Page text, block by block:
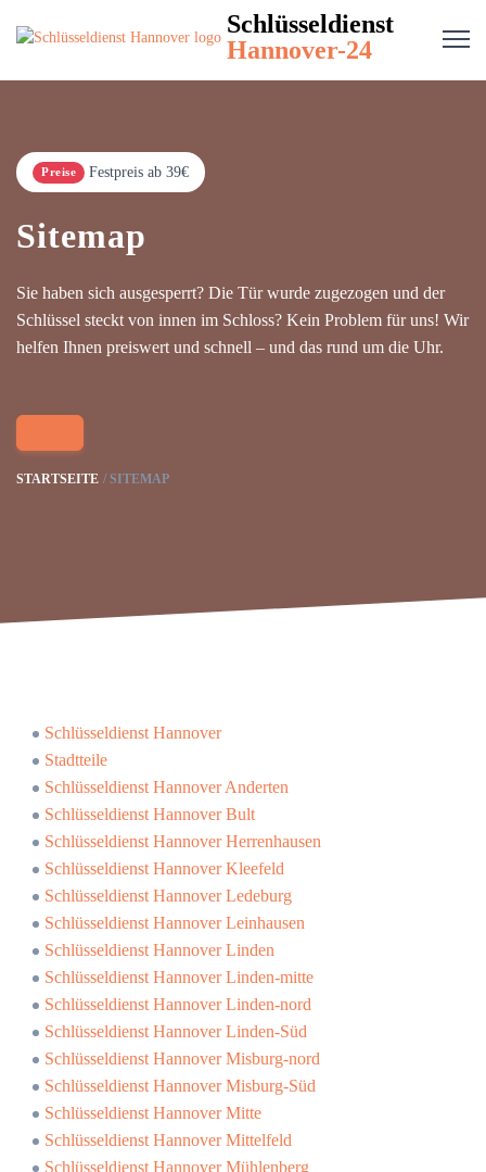
Schlüsseldienst
Hannover-24
Preise Festpreis ab 39€
Sitemap
Sie haben sich ausgesperrt? Die Tür wurde zugezogen und der
Schlüssel steckt von innen im Schloss? Kein Problem für uns! Wir
helfen Ihnen preiswert und schnell – und das rund um die Uhr.
STARTSEITE SITEMAP
Schlüsseldienst Hannover
Stadtteile
Schlüsseldienst Hannover Anderten
Schlüsseldienst Hannover Bult
Schlüsseldienst Hannover Herrenhausen
Schlüsseldienst Hannover Kleefeld
Schlüsseldienst Hannover Ledeburg
Schlüsseldienst Hannover Leinhausen
Schlüsseldienst Hannover Linden
Schlüsseldienst Hannover Linden-mitte
Schlüsseldienst Hannover Linden-nord
Schlüsseldienst Hannover Linden-Süd
Schlüsseldienst Hannover Misburg-nord
Schlüsseldienst Hannover Misburg-Süd
Schlüsseldienst Hannover Mitte
Schlüsseldienst Hannover Mittelfeld
Schlüsseldienst Hannover Mühlenberg